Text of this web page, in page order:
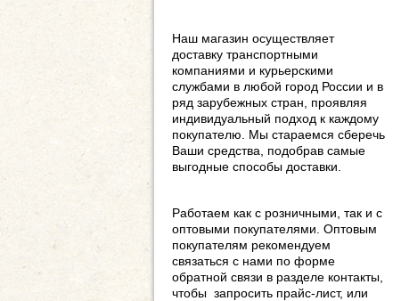
Наш магазин осуществляет
доставку транспортными
компаниями и курьерскими
службами в любой город России и в
ряд зарубежных стран, проявляя
индивидуальный подход к каждому
покупателю. Мы стараемся сберечь
Ваши средства, подобрав самые
выгодные способы доставки.
Работаем как с розничными, так и с
оптовыми покупателями. Оптовым
покупателям рекомендуем
связаться с нами по форме
обратной связи в разделе контакты,
чтобы запросить прайс-лист, или